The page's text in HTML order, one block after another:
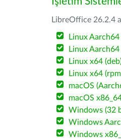
LibreOffice 26.2.4
Linux Aarch64
Linux Aarch64
Linux x64
Linux x64
macOS
macOS
Windows (32
Windows
Windows